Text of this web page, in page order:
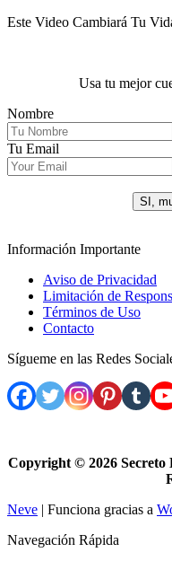
Este Video Cambiará Tu
Usa tu mejor
Nombre
Tu Email
SI,
Información Importante
Aviso de Privacidad
Limitación de
Términos de Uso
Contacto
Sígueme en las Redes
Copyright © 2026
Neve | Funciona gracias a
Navegación Rápida